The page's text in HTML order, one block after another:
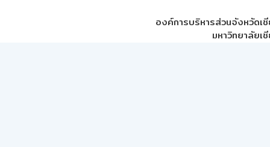
องค์การบริหารส่วนจังหวัดเ
มหาวิทยาลัยเ